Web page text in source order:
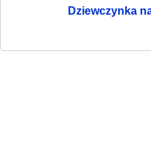
Dziewczynka